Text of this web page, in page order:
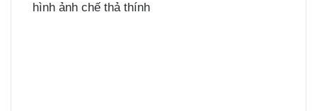
hình ảnh chế thả thính